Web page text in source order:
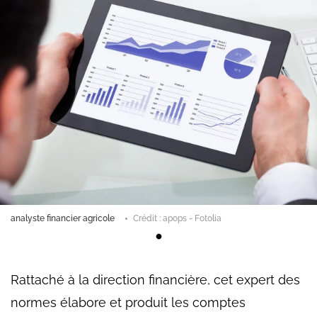
analyste financier agricole Crédit : apops - Fotolia
Rattaché à la direction financière, cet expert des
normes élabore et produit les comptes